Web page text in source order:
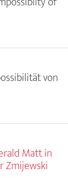
von
Matt in
Zmijewski